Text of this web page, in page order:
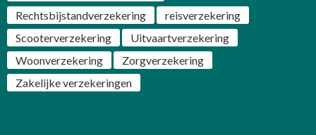
Rechtsbijstandverzekering
reisverzekering
Scooterverzekering
Uitvaartverzekering
Woonverzekering
Zorgverzekering
Zakelijke verzekeringen